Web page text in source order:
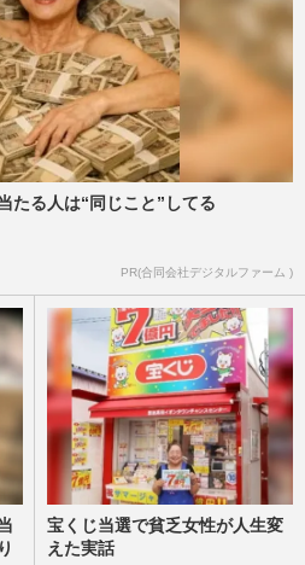
たる人は“同じこと”してる
PR(合同会社デジタルファーム )
宝くじ当選で貧乏女性が人生変
えた実話